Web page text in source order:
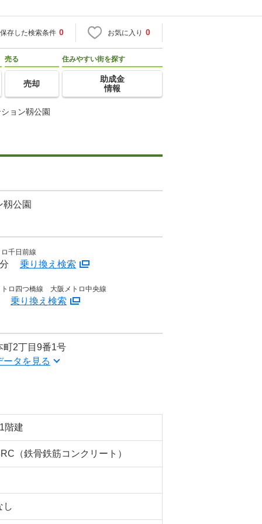
保存した検索条件 0 お気に入り 0
売る
売却
住みやすい街を探す
助成金
情報
ョン靱公園
靱公園
千日前線
乗り換え検索
ロ四つ橋線 大阪メトロ中央線
乗り換え検索
町2丁目9番1号
ータを見る
階建
（鉄骨鉄筋コンクリート）
し